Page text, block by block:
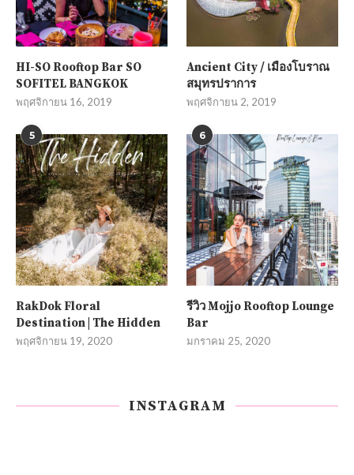
HI-SO Rooftop Bar SO
SOFITEL BANGKOK
พฤศจิกายน 16, 2019
Ancient City / เมืองโบราณ
สมุทรปราการ
พฤศจิกายน 2, 2019
5
RakDok Floral
Destination | The Hidden
พฤศจิกายน 19, 2020
6
รีวิว Mojjo Rooftop Lounge
Bar
มกราคม 25, 2020
INSTAGRAM